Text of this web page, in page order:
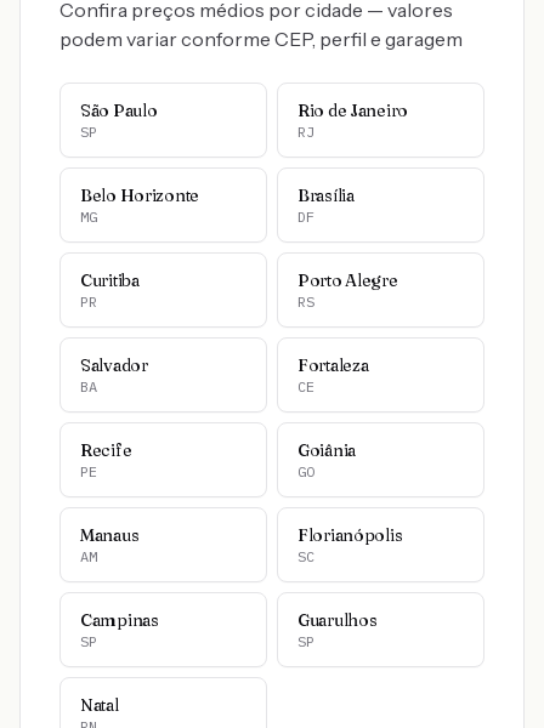
Confira preços médios por cidade — valores
podem variar conforme CEP, perfil e garagem
São Paulo
SP
Rio de Janeiro
RJ
Belo Horizonte
MG
Brasília
DF
Curitiba
PR
Porto Alegre
RS
Salvador
BA
Fortaleza
CE
Recife
PE
Goiânia
GO
Manaus
AM
Florianópolis
SC
Campinas
SP
Guarulhos
SP
Natal